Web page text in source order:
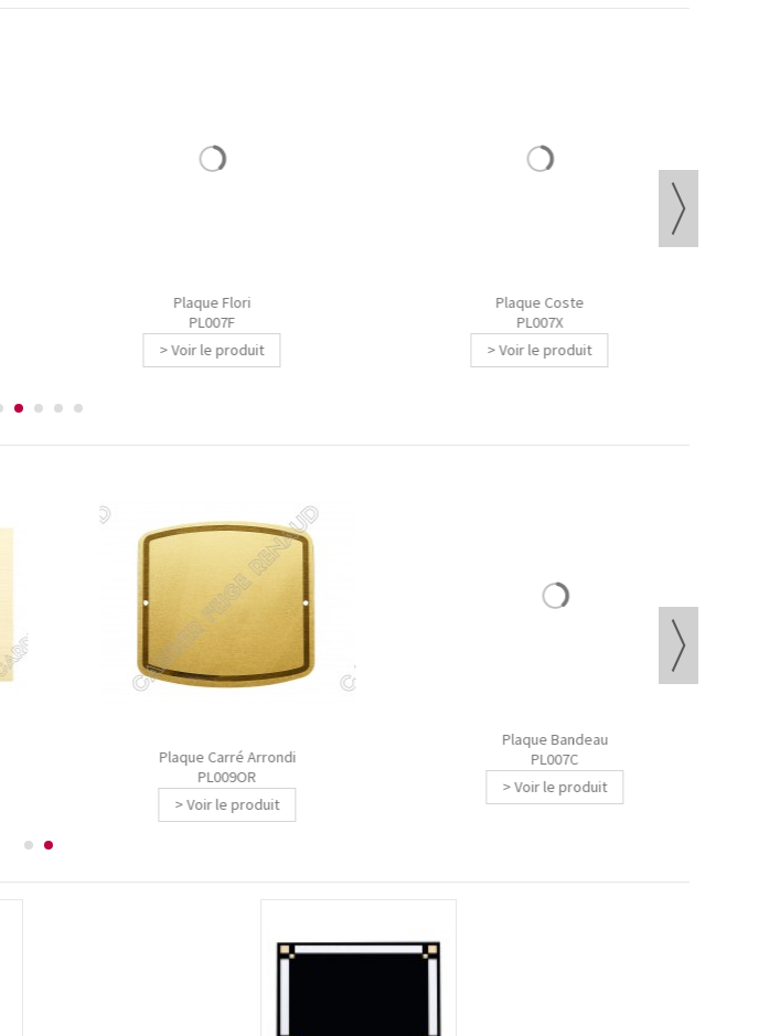
Plaque Flori
PL007F
> Voir le produit
Plaque Coste
PL007X
> Voir le produit
Plaque Carré Arrondi
PL009OR
> Voir le produit
Plaque Bandeau
PL007C
> Voir le produit